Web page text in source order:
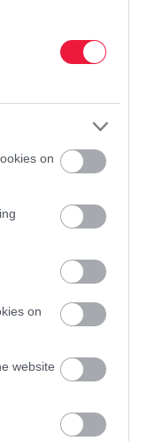
on
on
website
Gyengült a forint
esti jegyzéséhez
Magyar Nemzeti
rectangle